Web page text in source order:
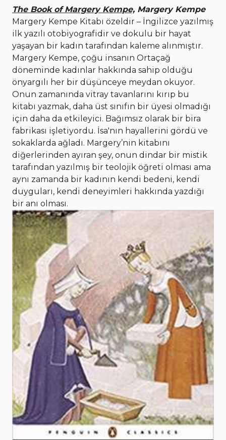
The Book of Margery Kempe, Margery Kempe
Margery Kempe Kitabı özeldir – İngilizce yazılmış
ilk yazılı otobiyografidir ve dokulu bir hayat
yaşayan bir kadın tarafından kaleme alınmıştır.
Margery Kempe, çoğu insanın Ortaçağ
döneminde kadınlar hakkında sahip olduğu
önyargılı her bir düşünceye meydan okuyor.
Onun zamanında vitray tavanlarını kırıp bu
kitabı yazmak, daha üst sınıfın bir üyesi olmadığı
için daha da etkileyici. Bağımsız olarak bir bira
fabrikası işletiyordu. İsa'nın hayallerini gördü ve
sokaklarda ağladı. Margery’nin kitabını
diğerlerinden ayıran şey, onun dindar bir mistik
tarafından yazılmış bir teolojik öğreti olması ama
aynı zamanda bir kadının kendi bedeni, kendi
duyguları, kendi deneyimleri hakkında yazdığı
bir anı olması.